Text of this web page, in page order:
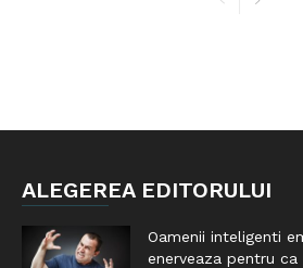
ALEGEREA EDITORULUI
Oamenii inteligenti
enerveaza pentru